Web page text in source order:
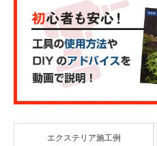
エクステリア施工例